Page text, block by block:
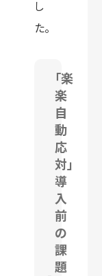
し
た。
「楽
楽
自
動
応
対」
導
入
前
の
課
題